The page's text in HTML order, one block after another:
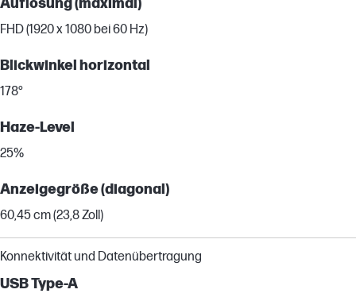
FHD (1920 x 1080 bei 60 Hz)
Blickwinkel horizontal
178°
Haze-Level
25%
Anzeigegröße (diagonal)
60,45 cm (23,8 Zoll)
Konnektivität und Datenübertragung
USB Type-A